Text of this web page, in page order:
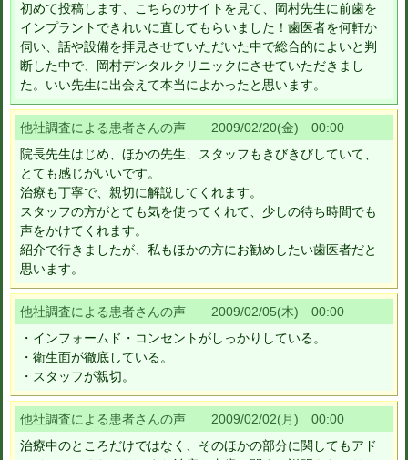
初めて投稿します、こちらのサイトを見て、岡村先生に前歯を
インプラントできれいに直してもらいました！歯医者を何軒か
伺い、話や設備を拝見させていただいた中で総合的によいと判
断した中で、岡村デンタルクリニックにさせていただきまし
た。いい先生に出会えて本当によかったと思います。
他社調査による患者さんの声 2009/02/20(金) 00:00
院長先生はじめ、ほかの先生、スタッフもきびきびしていて、
とても感じがいいです。
治療も丁寧で、親切に解説してくれます。
スタッフの方がとても気を使ってくれて、少しの待ち時間でも
声をかけてくれます。
紹介で行きましたが、私もほかの方にお勧めしたい歯医者だと
思います。
他社調査による患者さんの声 2009/02/05(木) 00:00
・インフォームド・コンセントがしっかりしている。
・衛生面が徹底している。
・スタッフが親切。
他社調査による患者さんの声 2009/02/02(月) 00:00
治療中のところだけではなく、そのほかの部分に関してもアド